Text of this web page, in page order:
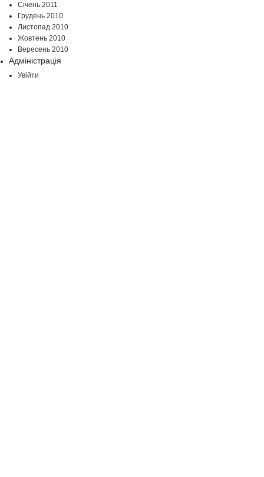
Січень 2011
Грудень 2010
Листопад 2010
Жовтень 2010
Вересень 2010
Адміністрація
Увійти